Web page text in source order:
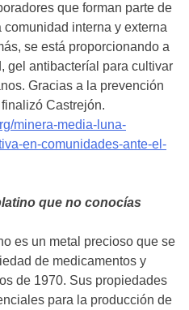
que forman parte de
interna y externa
se está proporcionando a
gel antibacteríal para cultivar
Gracias a la prevención
Castrejón.
minera-media-luna-
en-comunidades-ante-el-
que no conocías
es un metal precioso que se
de medicamentos y
de 1970. Sus propiedades
para la producción de